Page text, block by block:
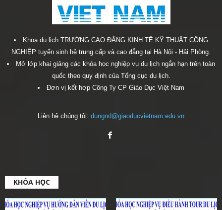
Khoa du lịch TRƯỜNG CAO ĐẲNG KINH TẾ KỸ THUẬT CÔNG
NGHIỆP tuyển sinh hệ trung cấp và cao đẳng tại Hà Nội - Hải Phòng.
Mở lớp khai giảng các khóa học nghiệp vụ du lịch ngắn hạn trên toàn
quốc theo quy định của Tổng cục du lịch.
Đơn vị kết hợp Công Ty CP Giáo Dục Việt Nam
Liên hệ chúng tôi: dungnd@giaoducvietnam.edu.vn
KHÓA HỌC